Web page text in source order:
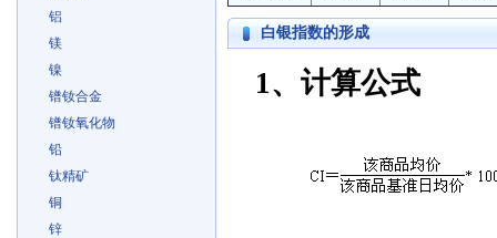
铝
镁
镍
镨钕合金
镨钕氧化物
铅
钛精矿
铜
锌
白银指数的形成
1、计算公式